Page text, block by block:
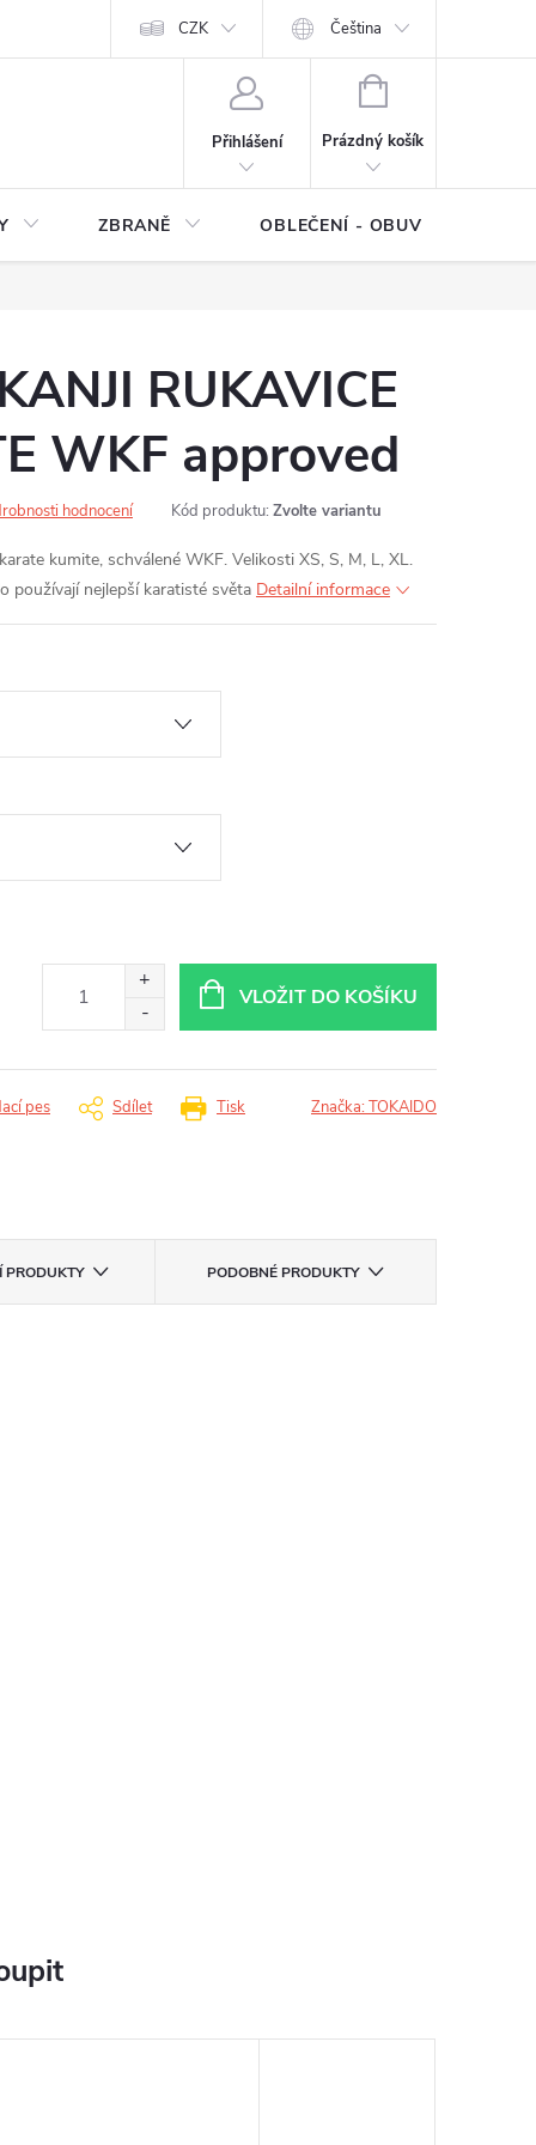
SMLOUVY OCHRANA OSOBNÍCH DAT Moje objednávka
CZK Čeština
Přihlášení
NÁKUPNÍ
Prázdný košík
ZBRANĚ OBLEČENÍ - OBUV
RUKAVICE
WKF approved
hodnocení Kód produktu: Zvolte variantu
kumite, schválené WKF. Velikosti XS, S, M, L, XL.
používají nejlepší karatisté světa Detailní informace
VLOŽIT DO KOŠÍKU
Tisk
pes Sdílet Značka:TOKAIDO
PRODUKTY PODOBNÉ PRODUKTY